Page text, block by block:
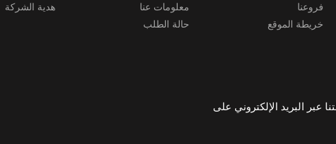
فروعنا
خريطة الموقع
معلومات عنا
حالة الطلب
هدية الشركة
عبر البريد الإلكتروني على